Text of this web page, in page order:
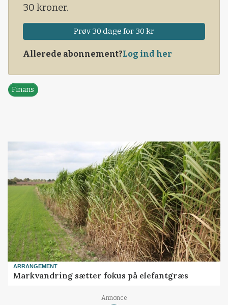
30 kroner.
Prøv 30 dage for 30 kr
Allerede abonnement?Log ind her
Finans
ARRANGEMENT
Markvandring sætter fokus på elefantgræs
Annonce